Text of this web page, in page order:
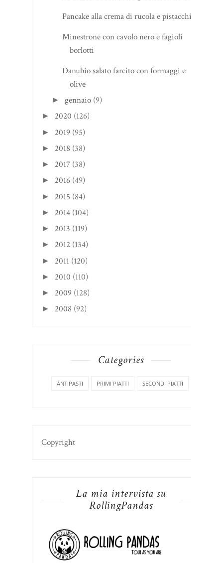
Pancake alla crema di rucola e pistacchi
Minestrone con cavolo nero e fagioli
borlotti
Danubio salato farcito con formaggi e
olive
►gennaio (9)
► 2020 (126)
► 2019 (95)
► 2018 (38)
► 2017 (38)
► 2016 (49)
► 2015 (84)
► 2014 (104)
► 2013 (119)
► 2012 (134)
► 2011 (120)
► 2010 (110)
► 2009 (128)
► 2008 (92)
Categories
ANTIPASTI PRIMI PIATTI SECONDI PIATTI
Copyright
La mia intervista su
RollingPandas